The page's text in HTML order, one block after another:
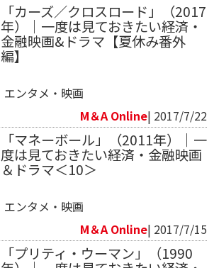
「カーズ／クロスロード」（2017
年）｜一度は見ておきたい経済・
金融映画&ドラマ【夏休み番外
編】
エンタメ・映画
M＆A Online| 2017/7/22
「マネーボール」（2011年）｜一
度は見ておきたい経済・金融映画
＆ドラマ＜10＞
エンタメ・映画
M＆A Online| 2017/7/15
「プリティ・ウーマン」（1990